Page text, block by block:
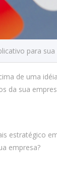
para
de uma
da sua
estratégico
empresa?